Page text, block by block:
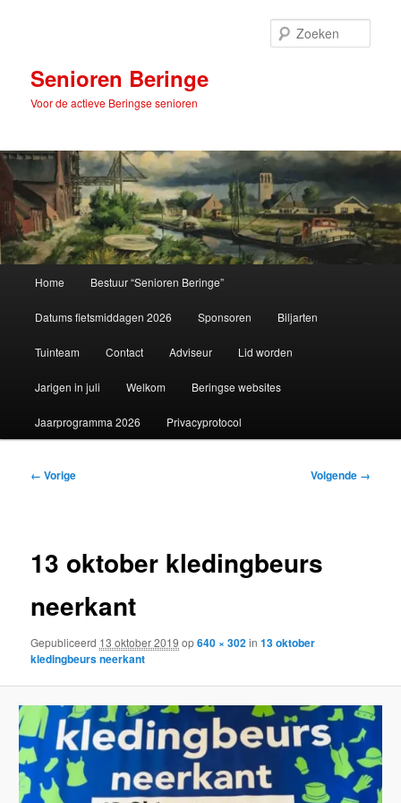
inhoudSenioren Beringe
Voor de actieve Beringse senioren
Home Bestuur “Senioren Beringe”
Datums fietsmiddagen 2026 Sponsoren Biljarten
Tuinteam Contact Adviseur Lid worden
Jarigen in juli Welkom Beringse websites
Jaarprogramma 2026 Privacyprotocol
Afbeeldingsnavigatie
← Vorige Volgende →
13 oktober kledingbeurs
neerkant
Gepubliceerd 13 oktober 2019 op640 × 302in13 oktober
kledingbeurs neerkant